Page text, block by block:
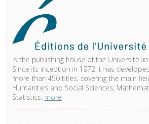
is the publishing house of the Université
Since its inception in 1972 it has
more than 450 titles, covering the main
Humanities and Social Sciences,
Statistics. more